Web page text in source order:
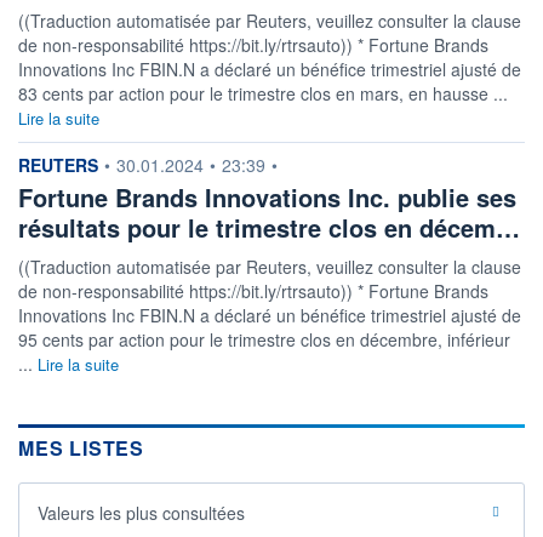
((Traduction automatisée par Reuters, veuillez consulter la clause
de non-responsabilité https://bit.ly/rtrsauto)) * Fortune Brands
Innovations Inc FBIN.N a déclaré un bénéfice trimestriel ajusté de
83 cents par action pour le trimestre clos en mars, en hausse ...
Lire la suite
information fournie par
REUTERS • 30.01.2024 • 23:39 •
Fortune Brands Innovations Inc. publie ses
résultats pour le trimestre clos en décem…
((Traduction automatisée par Reuters, veuillez consulter la clause
de non-responsabilité https://bit.ly/rtrsauto)) * Fortune Brands
Innovations Inc FBIN.N a déclaré un bénéfice trimestriel ajusté de
95 cents par action pour le trimestre clos en décembre, inférieur
... Lire la suite
MES LISTES
Valeurs les plus consultées